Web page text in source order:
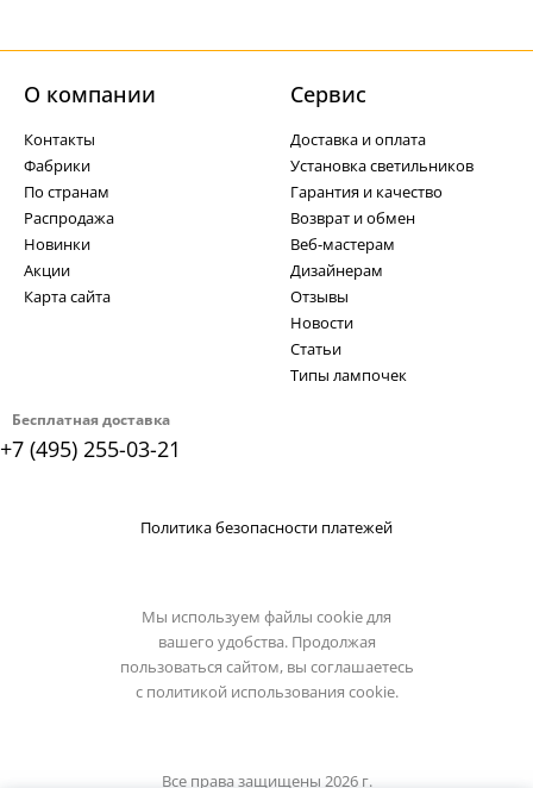
Бесплатная доставка
+7 (495) 255-03-21
О компании
Контакты
Фабрики
По странам
Распродажа
Новинки
Акции
Карта сайта
Cервис
Доставка и оплата
Установка светильников
Гарантия и качество
Возврат и обмен
Веб-мастерам
Дизайнерам
Отзывы
Новости
Статьи
Типы лампочек
Политика безопасности платежей
Мы используем файлы cookie для
вашего удобства. Продолжая
пользоваться сайтом, вы соглашаетесь
с политикой использования cookie.
Все права защищены 2026 г.